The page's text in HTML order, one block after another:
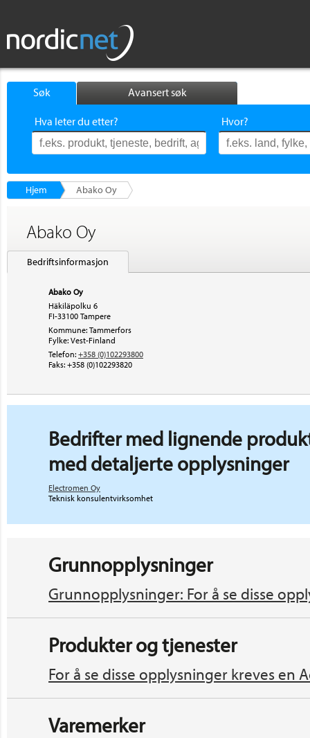
Søk Avansert søk
Hva leter du etter? Hvor?
Hjem Abako Oy
Abako Oy
Bedriftsinformasjon
Abako Oy
Häkiläpolku 6
FI-33100 Tampere
Kommune: Tammerfors
Fylke: Vest-Finland
Telefon: +358 (0)102293800
Faks: +358 (0)102293820
Bedrifter med lignende
med detaljerte opplysninger
Electromen Oy
Teknisk konsulentvirksomhet
Grunnopplysninger
Grunnopplysninger: For å se disse
Produkter og tjenester
For å se disse opplysninger kreves en
Varemerker